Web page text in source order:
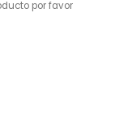
por favor